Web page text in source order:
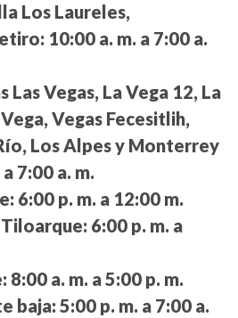
Los Laureles,
10:00 a. m. a 7:00 a.
Las Vegas, La Vega 12, La
Vegas Fecesitlih,
Los Alpes y Monterrey
7:00 a. m.
6:00 p. m. a 12:00 m.
Tiloarque: 6:00 p. m. a
8:00 a. m. a 5:00 p. m.
baja: 5:00 p. m. a 7:00 a.